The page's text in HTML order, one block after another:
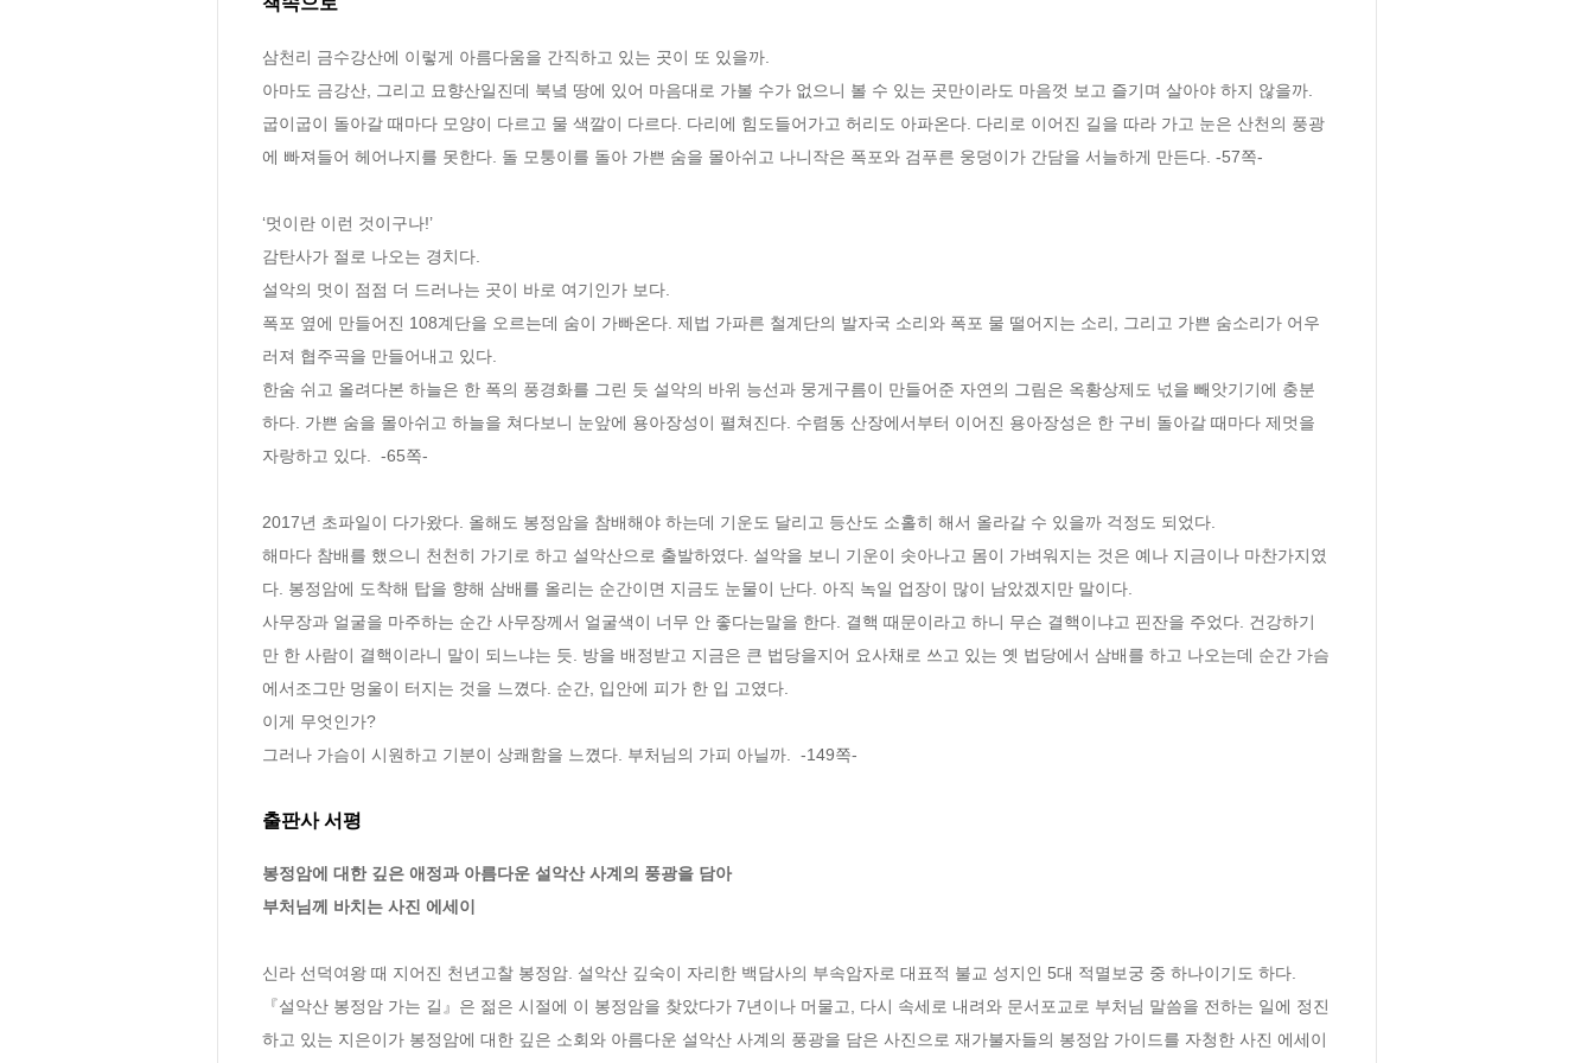
삼천리 금수강산에 이렇게 아름다움을 간직하고 있는 곳이 또 있을까.
아마도 금강산, 그리고 묘향산일진데 북녘 땅에 있어 마음대로 가볼 수가 없으니 볼 수 있는 곳만이라도 마음껏 보고 즐기며 살아야 하지 않을까.
굽이굽이 돌아갈 때마다 모양이 다르고 물 색깔이 다르다. 다리에 힘도들어가고 허리도 아파온다. 다리로 이어진 길을 따라 가고 눈은 산천의 풍광
에 빠져들어 헤어나지를 못한다. 돌 모퉁이를 돌아 가쁜 숨을 몰아쉬고 나니작은 폭포와 검푸른 웅덩이가 간담을 서늘하게 만든다. -57쪽-
‘멋이란 이런 것이구나!’
감탄사가 절로 나오는 경치다.
설악의 멋이 점점 더 드러나는 곳이 바로 여기인가 보다.
폭포 옆에 만들어진 108계단을 오르는데 숨이 가빠온다. 제법 가파른 철계단의 발자국 소리와 폭포 물 떨어지는 소리, 그리고 가쁜 숨소리가 어우
러져 협주곡을 만들어내고 있다.
한숨 쉬고 올려다본 하늘은 한 폭의 풍경화를 그린 듯 설악의 바위 능선과 뭉게구름이 만들어준 자연의 그림은 옥황상제도 넋을 빼앗기기에 충분
하다. 가쁜 숨을 몰아쉬고 하늘을 쳐다보니 눈앞에 용아장성이 펼쳐진다. 수렴동 산장에서부터 이어진 용아장성은 한 구비 돌아갈 때마다 제멋을
자랑하고 있다.  -65쪽-
2017년 초파일이 다가왔다. 올해도 봉정암을 참배해야 하는데 기운도 달리고 등산도 소홀히 해서 올라갈 수 있을까 걱정도 되었다.
해마다 참배를 했으니 천천히 가기로 하고 설악산으로 출발하였다. 설악을 보니 기운이 솟아나고 몸이 가벼워지는 것은 예나 지금이나 마찬가지였
다. 봉정암에 도착해 탑을 향해 삼배를 올리는 순간이면 지금도 눈물이 난다. 아직 녹일 업장이 많이 남았겠지만 말이다.
사무장과 얼굴을 마주하는 순간 사무장께서 얼굴색이 너무 안 좋다는말을 한다. 결핵 때문이라고 하니 무슨 결핵이냐고 핀잔을 주었다. 건강하기
만 한 사람이 결핵이라니 말이 되느냐는 듯. 방을 배정받고 지금은 큰 법당을지어 요사채로 쓰고 있는 옛 법당에서 삼배를 하고 나오는데 순간 가슴
에서조그만 멍울이 터지는 것을 느꼈다. 순간, 입안에 피가 한 입 고였다.
이게 무엇인가?
그러나 가슴이 시원하고 기분이 상쾌함을 느꼈다. 부처님의 가피 아닐까.  -149쪽-
출판사 서평
봉정암에 대한 깊은 애정과 아름다운 설악산 사계의 풍광을 담아
부처님께 바치는 사진 에세이
신라 선덕여왕 때 지어진 천년고찰 봉정암. 설악산 깊숙이 자리한 백담사의 부속암자로 대표적 불교 성지인 5대 적멸보궁 중 하나이기도 하다.
『설악산 봉정암 가는 길』은 젊은 시절에 이 봉정암을 찾았다가 7년이나 머물고, 다시 속세로 내려와 문서포교로 부처님 말씀을 전하는 일에 정진
하고 있는 지은이가 봉정암에 대한 깊은 소회와 아름다운 설악산 사계의 풍광을 담은 사진으로 재가불자들의 봉정암 가이드를 자청한 사진 에세이